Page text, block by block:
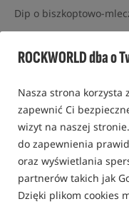
ROCKWORLD dba
Nasza strona korzysta
zapewnić Ci
wizyt na naszej
do zapewnienia
oraz wyświetlania
partnerów takich jak
Dzięki plikom cookies
Dip o biszkoptowo-